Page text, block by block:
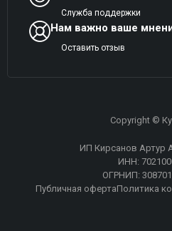
Служба поддержки
Нам важно ваше
Оставить отзыв
Copyright ©
ИП Кирсанов Артур
ИНН:
ОГРНИП:
Публичная офертаПолитика